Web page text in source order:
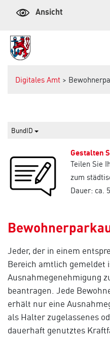
Ansicht
Digitales Amt >
BundID
Gestalten
Teilen Sie
zum
Dauer: ca.
Jeder, der in einem
Bereich amtlich gemeldet
Ausnahmegenehmigung
beantragen. Jede
erhält nur eine
als Halter zugelassenes
dauerhaft genutztes